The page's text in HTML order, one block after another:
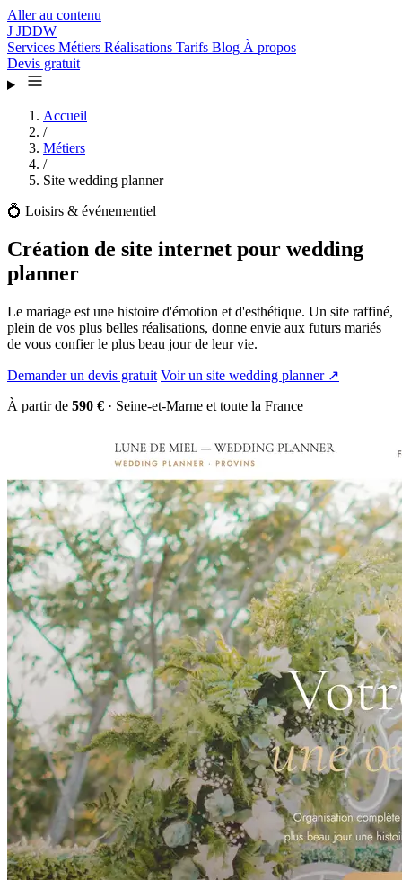
Aller au contenu
J JDDW
Services Métiers Réalisations Tarifs Blog À propos
Devis gratuit
Accueil
/
Métiers
/
Site wedding planner
💍 Loisirs & événementiel
Création de site internet pour wedding
planner
Le mariage est une histoire d'émotion et d'esthétique. Un site raffiné,
plein de vos plus belles réalisations, donne envie aux futurs mariés
de vous confier le plus beau jour de leur vie.
Demander un devis gratuit Voir un site wedding planner ↗
À partir de 590 € · Seine-et-Marne et toute la France